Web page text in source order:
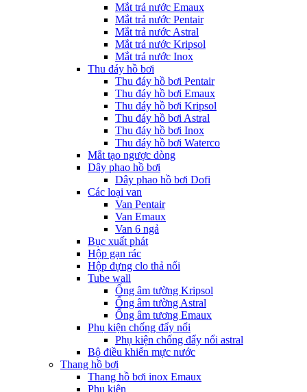
Mắt trả nước Emaux
Mắt trả nước Pentair
Mắt trả nước Astral
Mắt trả nước Kripsol
Mắt trả nước Inox
Thu đáy hồ bơi
Thu đáy hồ bơi Pentair
Thu đáy hồ bơi Emaux
Thu đáy hồ bơi Kripsol
Thu đáy hồ bơi Astral
Thu đáy hồ bơi Inox
Thu đáy hồ bơi Waterco
Mắt tạo ngược dòng
Dây phao hồ bơi
Dây phao hồ bơi Dofi
Các loại van
Van Pentair
Van Emaux
Van 6 ngả
Bục xuất phát
Hộp gạn rác
Hộp đựng clo thả nổi
Tube wall
Ống âm tường Kripsol
Ống âm tường Astral
Ống âm tương Emaux
Phụ kiện chống đẩy nổi
Phụ kiện chống đẩy nổi astral
Bộ điều khiển mực nước
Thang hồ bơi
Thang hồ bơi inox Emaux
Phụ kiện